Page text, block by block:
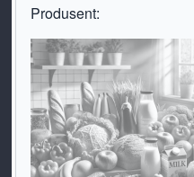
Produsent: